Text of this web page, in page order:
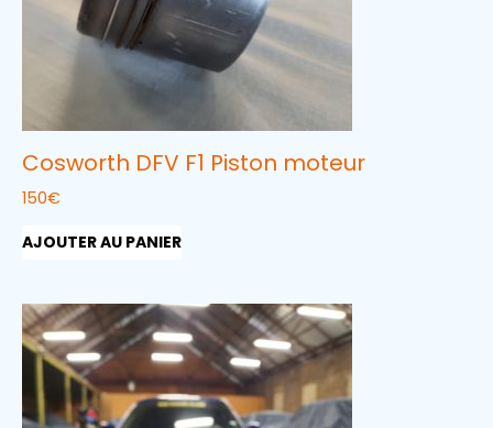
Cosworth DFV F1 Piston moteur
150€
AJOUTER AU PANIER